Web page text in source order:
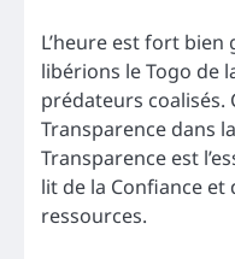
L’heure est fort
libérions le Togo de
prédateurs coalisés.
Transparence dans
Transparence est
lit de la Confiance
ressources.